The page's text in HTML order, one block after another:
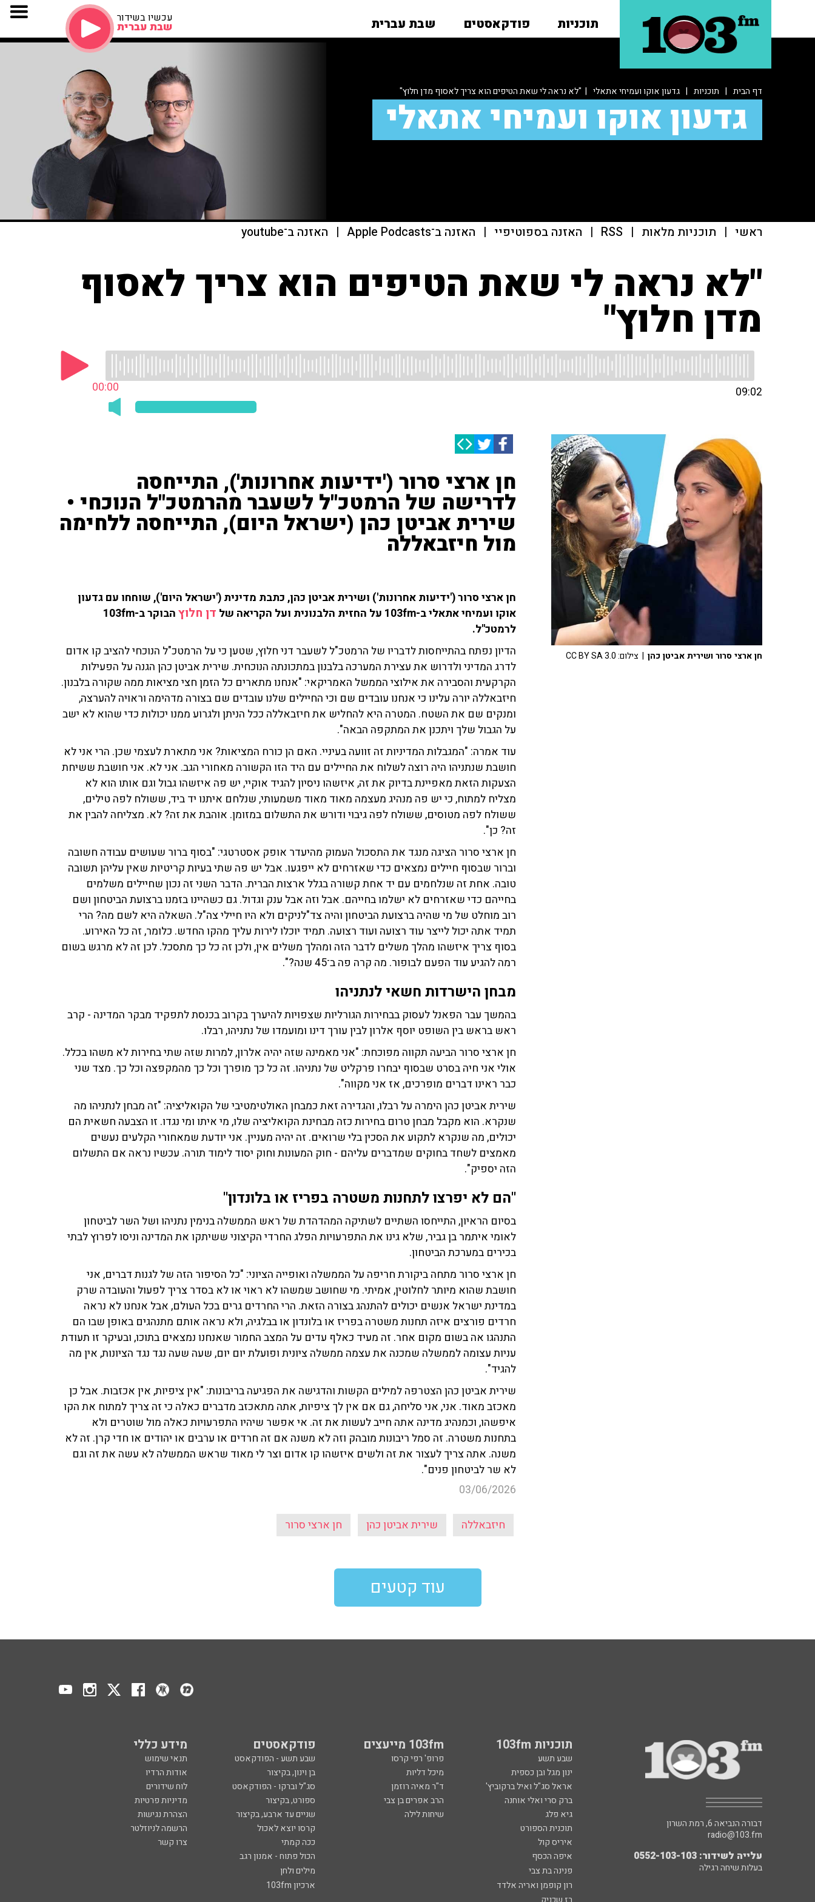
תוכניות פודקאסטים שבת עברית עכשיו בשידור
שבת עברית
דף הבית | תוכניות | גדעון אוקו ועמיחי אתאלי | "לא נראה לי שאת הטיפים הוא צריך לאסוף מדן חלוץ"
גדעון אוקו ועמיחי אתאלי
ראשי | תוכניות מלאות |
RSS
| האזנה בספוטיפיי | האזנה ב־Apple Podcasts | האזנה ב־youtube
"לא נראה לי שאת הטיפים הוא צריך לאסוף
מדן חלוץ"
00:00 09:02
חן ארצי סרור ('ידיעות אחרונות'), התייחסה
לדרישה של הרמטכ"ל לשעבר מהרמטכ"ל הנוכחי •
שירית אביטן כהן (ישראל היום), התייחסה ללחימה
מול חיזבאללה
חן ארצי סרור ('ידיעות אחרונות') ושירית אביטן כהן, כתבת מדינית ('ישראל היום'), שוחחו עם גדעון
אוקו ועמיחי אתאלי ב-103fm על החזית הלבנונית ועל הקריאה של
דן חלוץ
הבוקר ב-103fm
לרמטכ"ל.
הדיון נפתח בהתייחסות לדבריו של הרמטכ"ל לשעבר דני חלוץ, שטען כי על הרמטכ"ל הנוכחי להציב קו אדום
לדרג המדיני ולדרוש את עצירת המערכה בלבנון במתכונתה הנוכחית. שירית אביטן כהן הגנה על הפעילות
הקרקעית והסבירה את אילוצי הממשל האמריקאי: "אנחנו מתארים כל הזמן חצי מציאות ממה שקורה בלבנון.
חיזבאללה יורה עלינו כי אנחנו עובדים שם וכי החיילים שלנו עובדים שם בצורה מדהימה וראויה להערצה,
ומנקים שם את השטח. המטרה היא להחליש את חיזבאללה ככל הניתן ולגרוע ממנו יכולות כדי שהוא לא ישב
על הגבול שלך ויתכנן את המתקפה הבאה".
עוד אמרה: "המגבלות המדיניות זה זוועה בעיניי. האם הן כורח המציאות? אני מתארת לעצמי שכן. הרי אני לא
חושבת שנתניהו היה רוצה לשלוח את החיילים עם היד הזו הקשורה מאחורי הגב. אני לא. אני חושבת ששיחת
הצעקות הזאת מאפיינת בדיוק את זה, איזשהו ניסיון להגיד אוקיי, יש פה איזשהו גבול וגם אותו הוא לא
מצליח למתוח, כי יש פה מנהיג מעצמה מאוד מאוד משמעותי, שנלחם איתנו יד ביד, ששולח לפה טילים,
ששולח לפה מטוסים, ששולח לפה גיבוי ודורש את התשלום במזומן. אוהבת את זה? לא. מצליחה להבין את
זה? כן".
חן ארצי סרור הציגה מנגד את התסכול העמוק מהיעדר אופק אסטרטגי: "בסוף ברור שעושים עבודה חשובה
וברור שבסוף חיילים נמצאים כדי שאזרחים לא ייפגעו. אבל יש פה שתי בעיות קריטיות שאין עליהן תשובה
טובה. אחת זה שנלחמים עם יד אחת קשורה בגלל ארצות הברית. הדבר השני זה נכון שחיילים משלמים
בחייהם כדי שאזרחים לא ישלמו בחייהם. אבל וזה אבל ענק וגדול. גם כשהיינו בזמנו ברצועת הביטחון ושם
רוב מוחלט של מי שהיה ברצועת הביטחון והיה צד"לניקים ולא היו חיילי צה"ל. השאלה היא לשם מה? הרי
תמיד אתה יכול לייצר עוד רצועה ועוד רצועה. תמיד יוכלו לירות עליך מהקו החדש. כלומר, זה כל האירוע.
בסוף צריך איזשהו מהלך משלים לדבר הזה ומהלך משלים אין, ולכן זה כל כך מתסכל. לכן זה לא מרגש בשום
רמה להגיע עוד הפעם לבופור. מה קרה פה ב־45 שנה?".
מבחן הישרדות חשאי לנתניהו
בהמשך עבר הפאנל לעסוק בבחירות הגורליות שצפויות להיערך בקרוב בכנסת לתפקיד מבקר המדינה - קרב
ראש בראש בין השופט יוסף אלרון לבין עורך דינו ומועמדו של נתניהו, רבלו.
חן ארצי סרור הביעה תקווה מפוכחת: "אני מאמינה שזה יהיה אלרון, למרות שזה שתי בחירות לא משהו בכלל.
אולי אני חיה בסרט שבסוף יבחרו פרקליט של נתניהו. זה כל כך מופרך וכל כך מהמקפצה וכל כך. מצד שני
כבר ראינו דברים מופרכים, אז אני מקווה".
שירית אביטן כהן הימרה על רבלו, והגדירה זאת כמבחן האולטימטיבי של הקואליציה: "זה מבחן לנתניהו מה
שנקרא. הוא מקבל מבחן טרום בחירות כזה מבחינת הקואליציה שלו, מי איתו ומי נגדו. זו הצבעה חשאית הם
יכולים, מה שנקרא לתקוע את הסכין בלי שרואים. זה יהיה מעניין. אני יודעת שמאחורי הקלעים נעשים
מאמצים לשחד בחוקים שמדברים עליהם - חוק המעונות וחוק יסוד לימוד תורה. עכשיו נראה אם התשלום
הזה יספיק".
"הם לא יפרצו לתחנות משטרה בפריז או בלונדון"
בסיום הראיון, התייחסו השתיים לשתיקה המהדהדת של ראש הממשלה בנימין נתניהו ושל השר לביטחון
לאומי איתמר בן גביר, שלא גינו את התפרעויות הפלג החרדי הקיצוני ששיתקו את המדינה וניסו לפרוץ לבתי
בכירים במערכת הביטחון.
חן ארצי סרור מתחה ביקורת חריפה על הממשלה ואופייה הציוני: "כל הסיפור הזה של לגנות דברים, אני
חושבת שהוא מיותר לחלוטין, אמיתי. מי שחושב שמשהו לא ראוי או לא בסדר צריך לפעול והעובדה שרק
במדינת ישראל אנשים יכולים להתנהג בצורה הזאת. הרי החרדים גרים בכל העולם, אבל אנחנו לא נראה
חרדים פורצים איזה תחנות משטרה בפריז או בלונדון או בבלגיה, ולא נראה אותם מתנהגים באופן שבו הם
התנהגו אה בשום מקום אחר. זה מעיד כאלף עדים על המצב החמור שאנחנו נמצאים בתוכו, ובעיקר זו תעודת
עניות עצומה לממשלה שמכנה את עצמה ממשלה ציונית ופועלת יום יום, שעה שעה נגד נגד הציונות, אין מה
להגיד".
שירית אביטן כהן הצטרפה למילים הקשות והדגישה את הפגיעה בריבונות: "אין ציפיות, אין אכזבות. אבל כן
מאכזב מאוד. אני, אני סליחה, גם אם אין לך ציפיות, אתה מתאכזב מדברים כאלה כי זה צריך למתוח את הקו
איפשהו, וכמנהיג מדינה אתה חייב לעשות את זה. אי אפשר שיהיו התפרעויות כאלה מול שוטרים ולא
בתחנות משטרה. זה סמל ריבונות מובהק וזה לא משנה אם זה חרדים או ערבים או יהודים או חדי קרן. זה לא
משנה. אתה צריך לעצור את זה ולשים איזשהו קו אדום וצר לי מאוד שראש הממשלה לא עשה את זה וגם
לא שר לביטחון פנים".
03/06/2026
חיזבאללה שירית אביטן כהן חן ארצי סרור
חן ארצי סרור ושירית אביטן כהן | צילום: CC BY SA 3.0
עוד קטעים
תוכניות 103fm 103fm מייעצים פודקאסטים מידע כללי
שבע תשע פרופ' רפי קרסו שבע תשע - הפודקאסט
תנאי שימוש
ינון מגל ובן כספית
מיכל דליות בן וינון, בקיצור
אודות הרדיו
אראל סג"ל ואיל ברקוביץ'
ד"ר מאיה רוזמן סג"ל וברקו - הפודקאסט
לוח שידורים
ברק סרי ואלי אוחנה
הרב אפרים בן צבי ספורט, בקיצור
מדיניות פרטיות
גיא פלג
שיחות לילה שניים עד ארבע, בקיצור
הצהרת נגישות
תוכנית הספורט
קרסו יוצא לאכול
הרשמה לניוזלטר
איריס קול
ככה קמתי
צרו קשר
איפה הכסף
הכול פתוח - אמנון רגב
פנינה בת צבי
מילים ולחן
רון קופמן ואריה אלדד
ארכיון 103fm
דבורה הנביאה 6, רמת השרון
radio@103.fm
עלייה לשידור: 0552-103-103
בעלות שיחה רגילה